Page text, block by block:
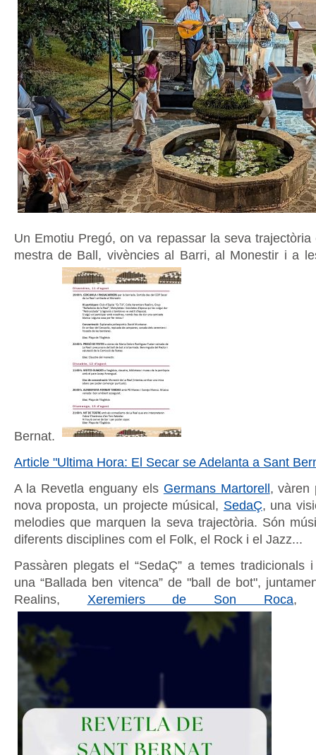
Un Emotiu Pregó, on va repassar la seva
mestra de Ball, vivències al Barri, al Monestir i a
Bernat.
Article "Ultima Hora: El Secar se Adelanta a Sant
A la Revetla enguany els Germans Martorell, vàren
nova proposta, un projecte músical, SedaÇ, una
melodies que marquen la seva trajectòria. Són
diferents disciplines com el Folk, el Rock i el Jazz...
Passàren plegats el “SedaÇ” a temes tradicionals
una “Ballada ben vitenca” de "ball de bot",
Realins, Xeremiers de Son Roca, i